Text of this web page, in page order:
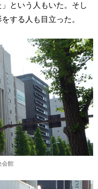
という人もいた。そし
する人も目立った。
会館